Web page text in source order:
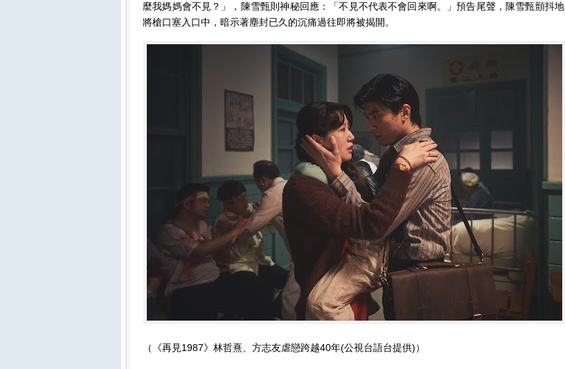
麼我媽媽會不見？」，陳雪甄則神秘回應：「不見不代表不會回來啊。」預告尾聲，陳雪甄顫抖地
將槍口塞入口中，暗示著塵封已久的沉痛過往即將被揭開。
（《再見1987》林哲熹、方志友虐戀跨越40年(公視台語台提供)）